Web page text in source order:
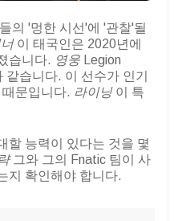
의 '멍한 시선'에 '관찰'될
이 태국인은 2020년에
습니다. 영웅 Legion
습니다. 이 선수가 인기
문입니다. 라이닝이 특
할 능력이 있다는 것을 몇
그와 그의 Fnatic 팀이 사
지 확인해야 합니다.